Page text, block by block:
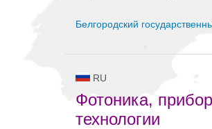
Белгородский
RU
Фотоника,
технологии